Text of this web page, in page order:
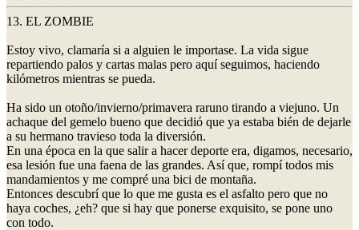
13. EL ZOMBIE
Estoy vivo, clamaría si a alguien le importase. La vida sigue
repartiendo palos y cartas malas pero aquí seguimos, haciendo
kilómetros mientras se pueda.
Ha sido un otoño/invierno/primavera raruno tirando a viejuno. Un
achaque del gemelo bueno que decidió que ya estaba bién de dejarle
a su hermano travieso toda la diversión.
En una época en la que salir a hacer deporte era, digamos, necesario,
esa lesión fue una faena de las grandes. Así que, rompí todos mis
mandamientos y me compré una bici de montaña.
Entonces descubrí que lo que me gusta es el asfalto pero que no
haya coches, ¿eh? que si hay que ponerse exquisito, se pone uno
con todo.